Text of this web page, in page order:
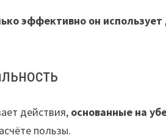
эффективно он
действия, основанные на
пользы.